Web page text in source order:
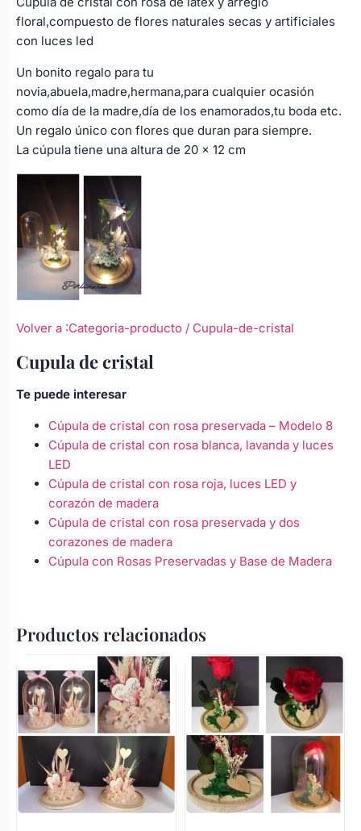
floral,compuesto de flores naturales secas y artificiales
con luces led
Un bonito regalo para tu
novia,abuela,madre,hermana,para cualquier ocasión
como día de la madre,día de los enamorados,tu boda etc.
Un regalo único con flores que duran para siempre.
La cúpula tiene una altura de 20 x 12 cm
Volver a :Categoria-producto / Cupula-de-cristal
Cupula de cristal
Te puede interesar
Cúpula de cristal con rosa preservada – Modelo 8
Cúpula de cristal con rosa blanca, lavanda y luces
LED
Cúpula de cristal con rosa roja, luces LED y
corazón de madera
Cúpula de cristal con rosa preservada y dos
corazones de madera
Cúpula con Rosas Preservadas y Base de Madera
Productos relacionados